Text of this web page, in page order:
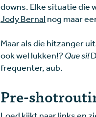
downs. Elke situatie die
Jody Bernal nog maar
Maar als die hitzanger
ook wel lukken!?Que si!
frequenter, aub.
Pre-